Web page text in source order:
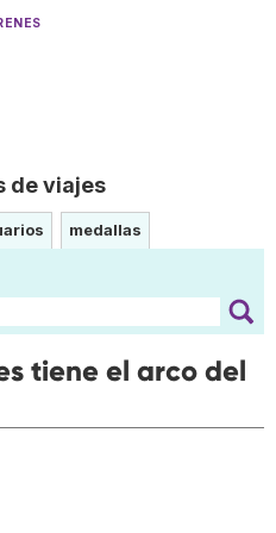
de viajes
medallas
tiene el arco del